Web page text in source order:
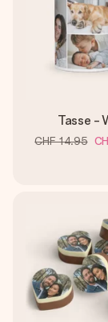
Tasse -
CHF 14.95